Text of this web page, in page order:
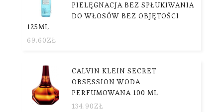
PIELĘGNACJA BEZ SPŁUKIWANIA
DO WŁOSÓW BEZ OBJĘTOŚCI
125ML
69.60ZŁ
CALVIN KLEIN SECRET
OBSESSION WODA
PERFUMOWANA 100 ML
134.90ZŁ